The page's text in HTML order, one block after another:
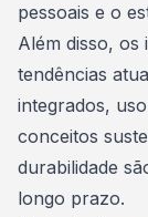
pessoais e o
Além disso, os
tendências
integrados,
conceitos
durabilidade
longo prazo.